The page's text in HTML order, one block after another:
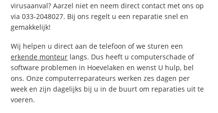
virusaanval? Aarzel niet en neem direct contact met ons op
via 033-2048027. Bij ons regelt u een reparatie snel en
gemakkelijk!
Wij helpen u direct aan de telefoon of we sturen een
erkende monteur langs. Dus heeft u computerschade of
software problemen in Hoevelaken en wenst U hulp, bel
ons. Onze computerreparateurs werken zes dagen per
week en zijn dagelijks bij u in de buurt om reparaties uit te
voeren.